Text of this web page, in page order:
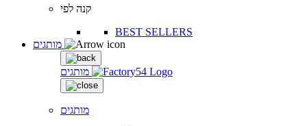
קנה לפי
BEST SELLERS
מותגים
מותגים